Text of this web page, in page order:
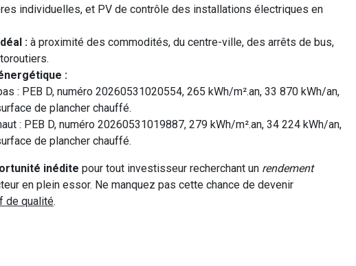
individuelles, et PV de contrôle des installations électriques en
: à proximité des commodités, du centre-ville, des arrêts de bus,
:
: PEB D, numéro 20260531020554, 265 kWh/m².an, 33 870 kWh/an,
de plancher chauffé.
: PEB D, numéro 20260531019887, 279 kWh/m².an, 34 224 kWh/an,
de plancher chauffé.
inédite pour tout investisseur recherchant un rendement
en plein essor. Ne manquez pas cette chance de devenir
de qualité.